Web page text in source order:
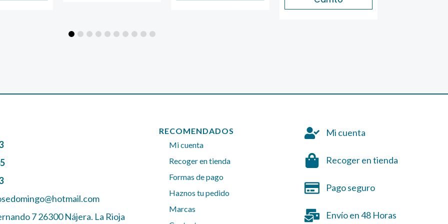
7 26300 Nájera. La Rioja
RECOMENDADOS
Mi cuenta
Recoger en tienda
Formas de pago
Haznos tu pedido
Marcas
Mi cuenta
Recoger en tienda
Pago seguro
Envío en 48 Horas